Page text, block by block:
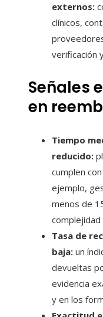
externos:
clínicos,
verificación
Señales
en
Tiempo
reducido:
cumplen
ejemplo,
menos de
Tasa de
baja: un
devueltas
evidencia
y en los